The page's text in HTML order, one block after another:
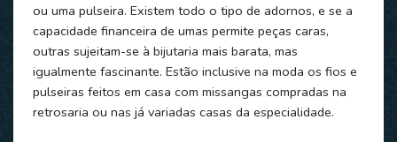
ou uma pulseira. Existem todo o tipo de adornos, e se a
capacidade financeira de umas permite peças caras,
outras sujeitam-se à bijutaria mais barata, mas
igualmente fascinante. Estão inclusive na moda os fios e
pulseiras feitos em casa com missangas compradas na
retrosaria ou nas já variadas casas da especialidade.